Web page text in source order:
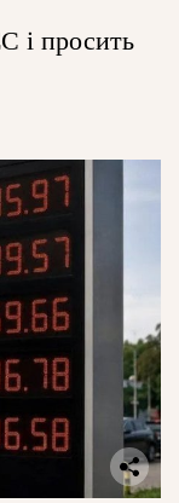
і просить